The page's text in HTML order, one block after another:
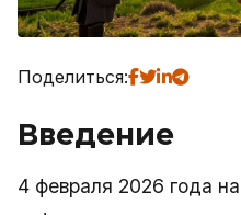
Поделиться:
Введение
4 февраля 2026 года